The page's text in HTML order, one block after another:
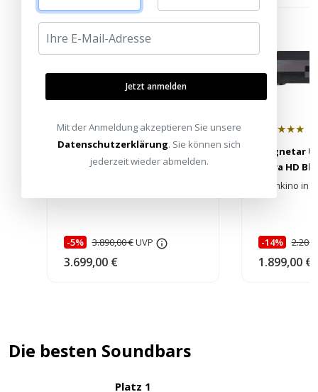
★★★★★
Magnetar UDP900 MKII 4K
Ultra HD Blu-ray Player
-5% 3.890,00 €UVP
3.699,00 €
★★★★★
Magnetar
Ultra HD
Heimkino in
-14%
1.899,00 €
Die besten Soundbars
Platz 1
Jetzt anmelden
Mit der Anmeldung akzeptieren Sie unsere
Datenschutzerklärung. Sie können sich
jederzeit wieder abmelden.